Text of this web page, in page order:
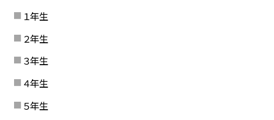
１年生
２年生
３年生
４年生
５年生